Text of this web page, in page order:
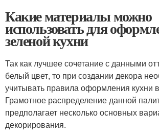
Какие материалы можно
использовать для
зеленой кухни
Так как лучшее сочетание с данными
белый цвет, то при создании декора
учитывать правила оформления кухни
Грамотное распределение данной
предполагает несколько основных
декорирования.